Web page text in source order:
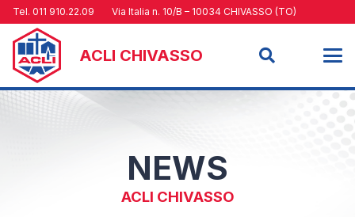
Tel. 011 910.22.09 Via Italia n. 10/B – 10034 CHIVASSO (TO)
ACLI CHIVASSO
NEWS
ACLI CHIVASSO